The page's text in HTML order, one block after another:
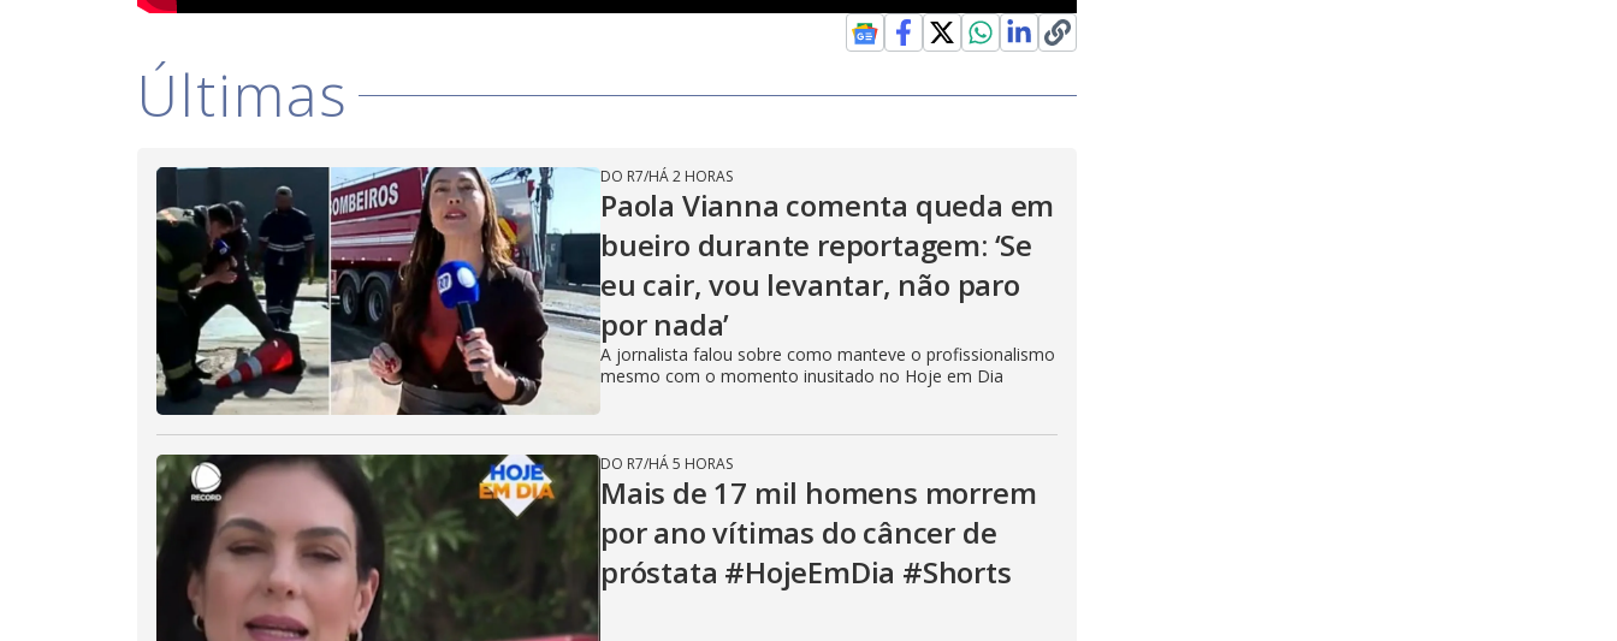
Últimas
DO R7/HÁ 2 HORAS
Paola Vianna comenta queda em
bueiro durante reportagem: ‘Se
eu cair, vou levantar, não paro
por nada’
A jornalista falou sobre como manteve o profissionalismo
mesmo com o momento inusitado no Hoje em Dia
DO R7/HÁ 5 HORAS
Mais de 17 mil homens morrem
por ano vítimas do câncer de
próstata #HojeEmDia #Shorts